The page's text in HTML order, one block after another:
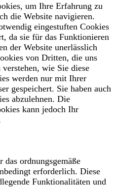
um Ihre Erfahrung zu
die Website navigieren.
eingestuften Cookies
da sie für das Funktionieren
der Website unerlässlich
von Dritten, die uns
wie Sie diese
werden nur mit Ihrer
gespeichert. Sie haben auch
abzulehnen. Die
kann jedoch Ihr
ordnungsgemäße
erforderlich. Diese
Funktionalitäten und